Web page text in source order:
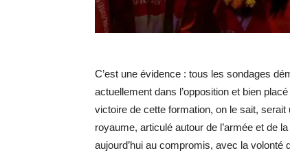
C’est une évidence : tous les sondages
actuellement dans l’opposition et bien
victoire de cette formation, on le sait,
royaume, articulé autour de l’armée et de
aujourd’hui au compromis, avec la volonté